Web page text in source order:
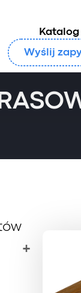
Katalog
Wyślij
tarasowa /